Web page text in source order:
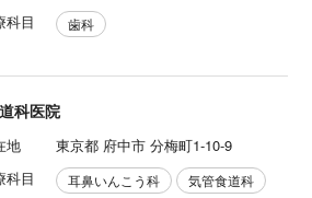
科目
歯科
科医院
地
東京都 府中市 分梅町1-10-9
科目
耳鼻いんこう科
気管食道科